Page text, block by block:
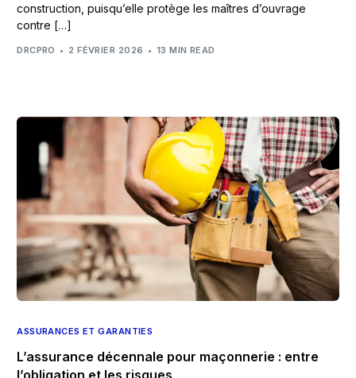
construction, puisqu’elle protège les maîtres d’ouvrage
contre […]
DRCPRO 2 FÉVRIER 2026 13 MIN READ
ASSURANCES ET GARANTIES
L’assurance décennale pour maçonnerie : entre
l’obligation et les risques